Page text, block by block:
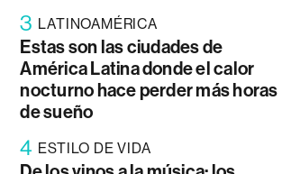
3 LATINOAMÉRICA
Estas son las ciudades de
América Latina donde el calor
nocturno hace perder más horas
de sueño
4 ESTILO DE VIDA